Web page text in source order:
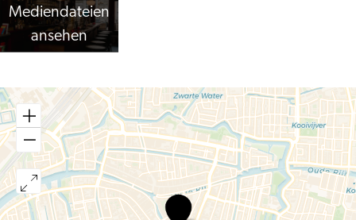
Mediendateien
ansehen
Jazz